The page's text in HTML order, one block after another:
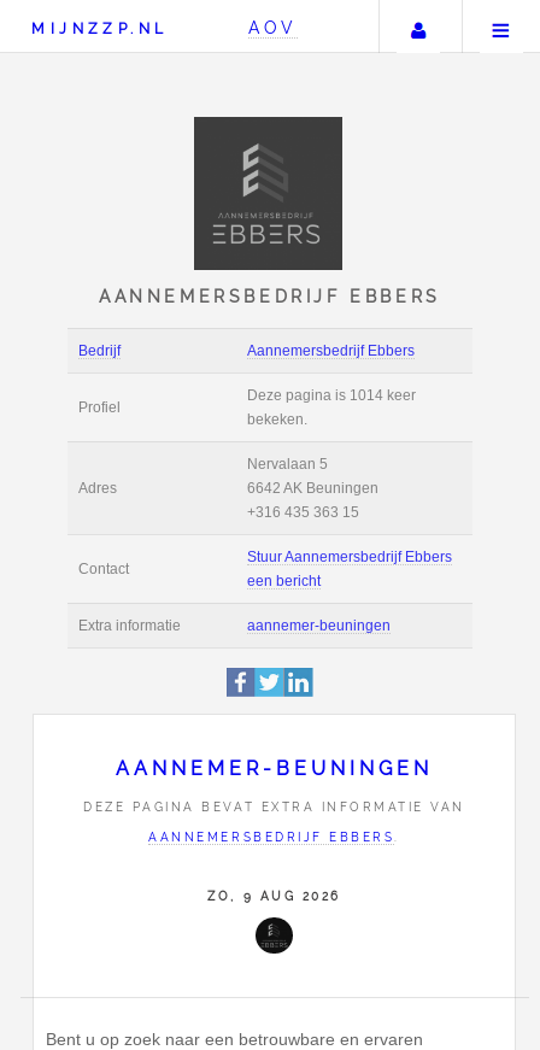
MIJNZZP.NL AOV Uw
AANNEMERSBEDRIJF
Bedrijf Aannemersbedrijf
Profiel
Deze pagina is 1014
+316 435 363 15
Stuur
een bericht
AANNEMER-BEUNINGEN
DEZE PAGINA BEVAT EXTRA INFORMATIE VAN
AANNEMERSBEDRIJF EBBERS
ZO, 9 AUG 2026
Bent u op zoek naar een betrouwbare en ervaren